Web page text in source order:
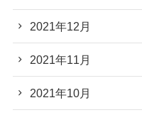
2021年12月
2021年11月
2021年10月